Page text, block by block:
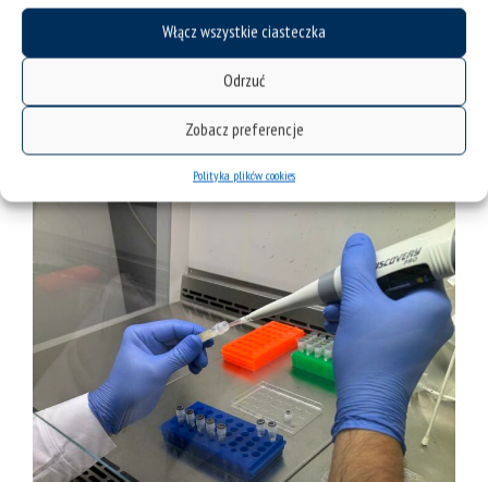
Włącz wszystkie ciasteczka
Odrzuć
Zobacz preferencje
Polityka plików cookies
postaci anhydrobiotycznej, to w takim stanie potrafią
przetrwać nawet kilkadziesiąt lat. Niesporczaki także bardzo
dobrze sobie radzą z zamrożeniem i po rozmrożeniu
potrafią normalnie funkcjonować.